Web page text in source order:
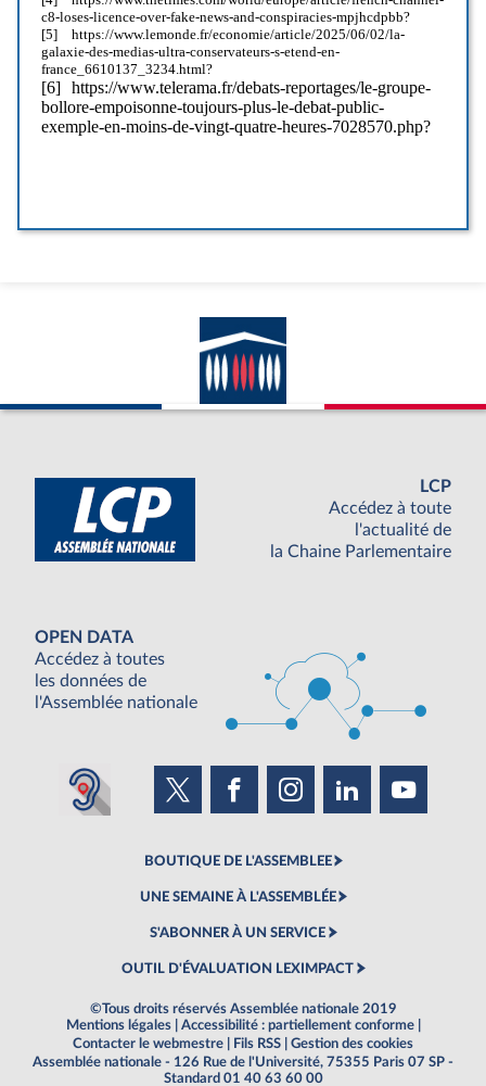
LCP
Accédez à toute
l'actualité de
la Chaine Parlementaire
OPEN DATA
Accédez à toutes
les données de
l'Assemblée nationale
BOUTIQUE DE L'ASSEMBLEE
UNE SEMAINE À L'ASSEMBLÉE
S'ABONNER À UN SERVICE
OUTIL D'ÉVALUATION LEXIMPACT
©Tous droits réservés Assemblée nationale 2019
Mentions légales
Accessibilité : partiellement conforme
Contacter le webmestre
Fils RSS
Gestion des cookies
Assemblée nationale - 126 Rue de l'Université, 75355 Paris 07 SP -
Standard 01 40 63 60 00